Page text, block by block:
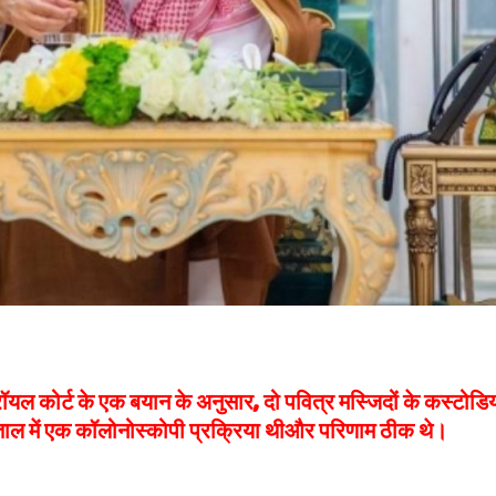
कोर्ट के एक बयान के अनुसार, दो पवित्र मस्जिदों के
में एक कॉलोनोस्कोपी प्रक्रिया थीऔर परिणाम ठीक थे।